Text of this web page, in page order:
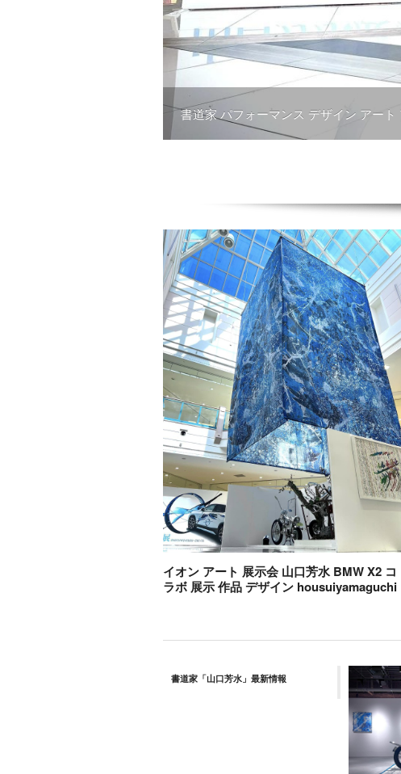
書道家 パフォーマンス デザイン アート
イオン アート 展示会 山口芳水 BMW X2 コ
ラボ 展示 作品 デザイン housuiyamaguchi
書道家「山口芳水」最新情報